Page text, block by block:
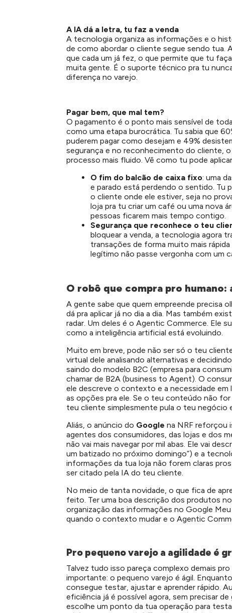
A IA dá a letra, tu faz a venda
A tecnologia organiza as informações e o
de como abordar o cliente segue sendo tua.
que cada um já fez, o que permite que tu
muita gente. É o suporte técnico pra tu
diferença no varejo.
Pagar bem, que mal tem?
O pagamento é o ponto mais sensível de
como uma etapa burocrática. Tu sabia que
puderem pagar como desejam e 49%
segurança e no reconhecimento do cliente,
processo mais fluido. Vê como tu pode
O fim do balcão de caixa fixo: uma
e parado está perdendo o sentido. Tu
o cliente onde ele estiver, seja no
loja pra tu criar um café ou uma nova
pessoas ficarem mais tempo contigo.
Segurança que reconhece o teu
bloquear a venda, a tecnologia agora
transações de forma muito mais
legítimo não passe vergonha com um
O robô que compra pro
A gente sabe que quem empreende precisa
dá pra aplicar já no dia a dia. Mas também
radar. Um deles é o Agentic Commerce. Ele
como a inteligência artificial está evoluindo.
Muito em breve, pode não ser só o teu
virtual dele analisando alternativas e
saindo do modelo B2C (empresa para
chamar de B2A (business to Agent). O
ele descreve o contexto e a necessidade em
as opções pra ele. Se o teu conteúdo não
teu cliente simplesmente pula o teu negócio
Aliás, o anúncio do Google na NRF reforçou
agentes dos consumidores, das lojas e dos
não vai mais navegar por mil abas. Ele vai
um batizado no próximo domingo”) e a
informações da tua loja não forem claras
ser citado pela IA do teu cliente.
No meio de tanta novidade, o que fica de
feito. Ter uma boa descrição dos produtos
organização das informações no Google
quando o contexto mudar e o Agentic
Pro pequeno varejo a agilidade é
Talvez tudo isso pareça complexo demais
importante: o pequeno varejo é ágil.
consegue testar, ajustar e aprender rápido.
eficiência já é possível agora, sem precisar
escolhe um ponto da tua operação para